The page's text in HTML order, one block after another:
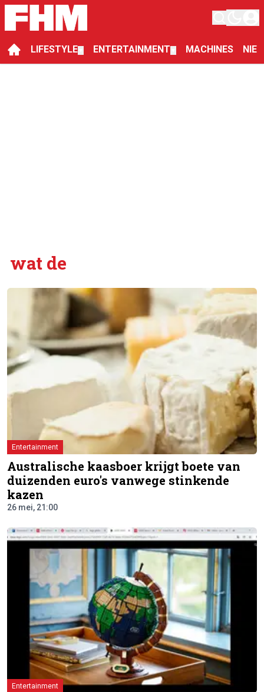
LIFESTYLE ENTERTAINMENT MACHINES
wat de
Entertainment
Australische kaasboer krijgt boete van
duizenden euro's vanwege stinkende
kazen
26 mei, 21:00
Entertainment